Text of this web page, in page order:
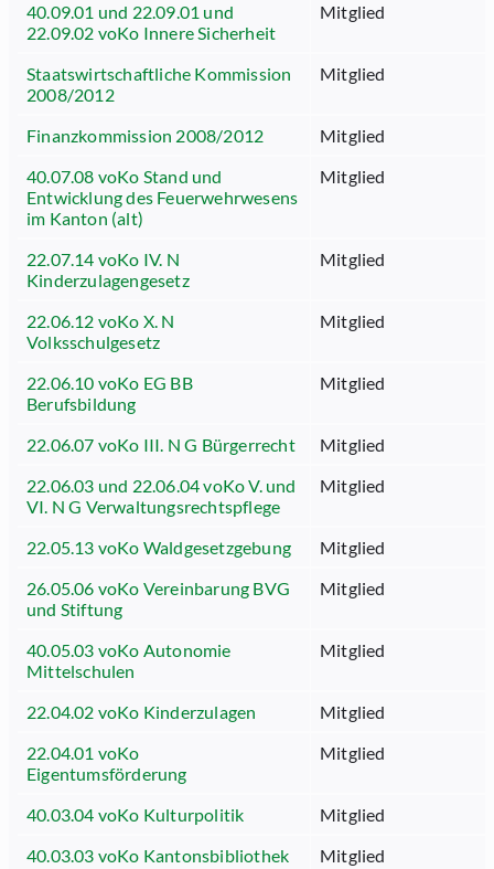
40.09.01 und 22.09.01 und
22.09.02 voKo Innere Sicherheit
Mitglied
Staatswirtschaftliche Kommission
2008/2012
Mitglied
Finanzkommission 2008/2012
Mitglied
40.07.08 voKo Stand und
Entwicklung des Feuerwehrwesens
im Kanton (alt)
Mitglied
22.07.14 voKo IV. N
Kinderzulagengesetz
Mitglied
22.06.12 voKo X. N
Volksschulgesetz
Mitglied
22.06.10 voKo EG BB
Berufsbildung
Mitglied
22.06.07 voKo III. N G Bürgerrecht
Mitglied
22.06.03 und 22.06.04 voKo V. und
VI. N G Verwaltungsrechtspflege
Mitglied
22.05.13 voKo Waldgesetzgebung
Mitglied
26.05.06 voKo Vereinbarung BVG
und Stiftung
Mitglied
40.05.03 voKo Autonomie
Mittelschulen
Mitglied
22.04.02 voKo Kinderzulagen
Mitglied
22.04.01 voKo
Eigentumsförderung
Mitglied
40.03.04 voKo Kulturpolitik
Mitglied
40.03.03 voKo Kantonsbibliothek
Mitglied